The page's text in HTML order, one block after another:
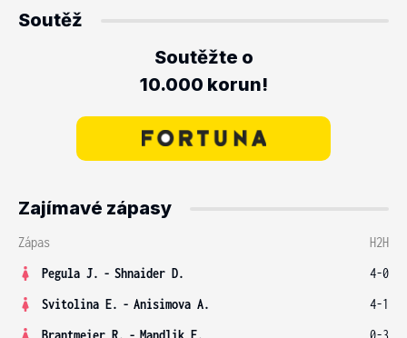
Soutěž
Soutěžte o
10.000 korun!
Zajímavé zápasy
Zápas
H2H
Pegula J. - Shnaider D.
4-0
Svitolina E. - Anisimova A.
4-1
Brantmeier R. - Mandlik E.
0-3